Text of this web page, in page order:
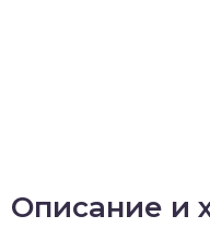
Описание и